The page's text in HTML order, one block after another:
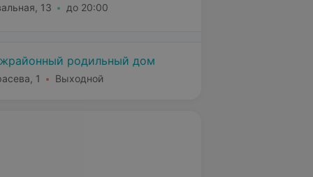
13 до 20:00
родильный дом
1 Выходной